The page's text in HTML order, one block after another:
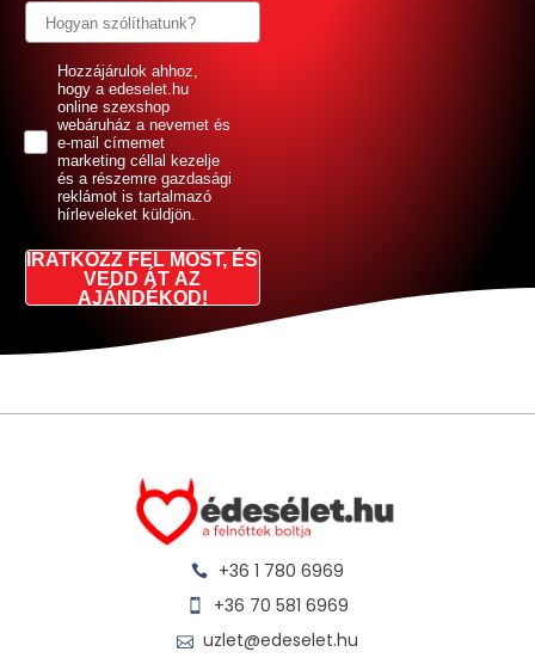
GDPRHozzájárulok ahhoz,
hogy a edeselet.hu
online szexshop
webáruház a nevemet és
e-mail címemet
marketing céllal kezelje
és a részemre gazdasági
reklámot is tartalmazó
hírleveleket küldjön.
IRATKOZZ FEL MOST, ÉS
VEDD ÁT AZ
AJÁNDÉKOD!
+36 1 780 6969
+36 70 581 6969
uzlet@edeselet.hu